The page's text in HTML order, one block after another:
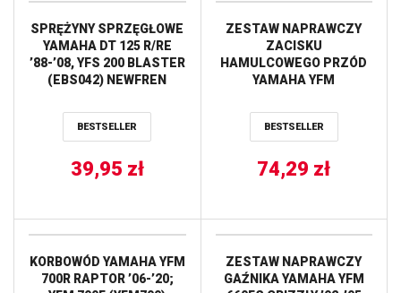
SPRĘŻYNY SPRZĘGŁOWE
YAMAHA DT 125 R/RE
’88-’08, YFS 200 BLASTER
(EBS042) NEWFREN
BESTSELLER
39,95 zł
ZESTAW NAPRAWCZY
ZACISKU
HAMULCOWEGO PRZÓD
YAMAHA YFM
BESTSELLER
74,29 zł
KORBOWÓD YAMAHA YFM
700R RAPTOR ’06-’20;
ZESTAW NAPRAWCZY
GAŹNIKA YAMAHA YFM